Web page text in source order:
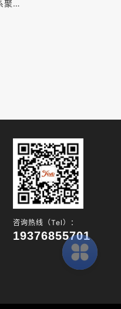
聚之
咨询热线（Tel）：
19376855701